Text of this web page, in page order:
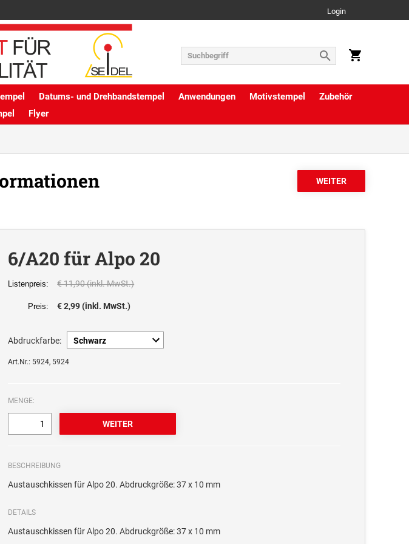
Login
Datums- und Drehbandstempel Anwendungen Motivstempel
Zubehör
Flyer
6/A20 für Alpo 20
Listenpreis: € 11,90 (inkl. MwSt.)
Preis: € 2,99 (inkl. MwSt.)
Abdruckfarbe:
Art.Nr.: 5924, 5924
MENGE:
BESCHREIBUNG
Austauschkissen für Alpo 20. Abdruckgröße: 37 x 10 mm
DETAILS
Austauschkissen für Alpo 20. Abdruckgröße: 37 x 10 mm